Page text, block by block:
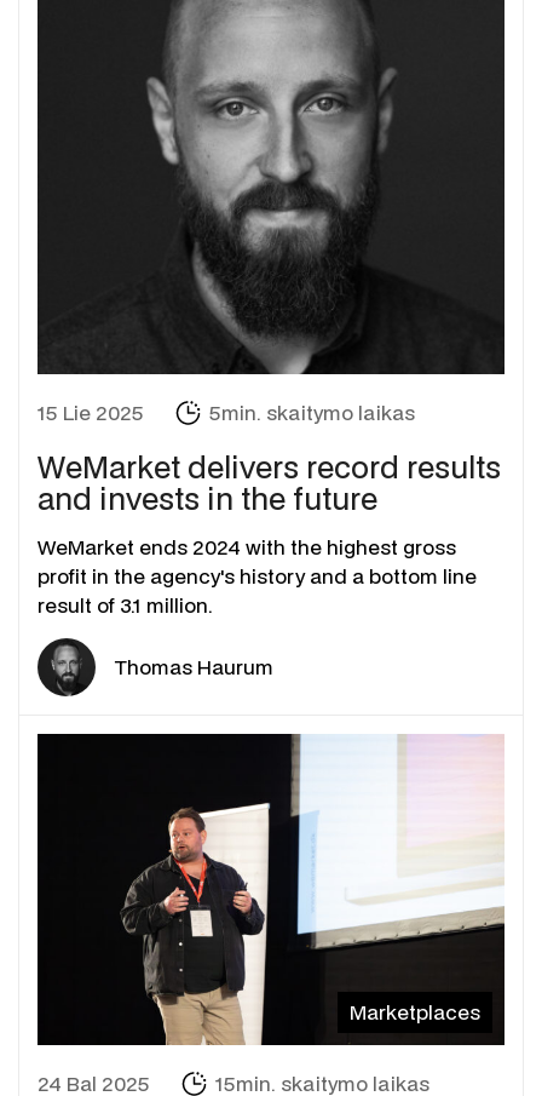
15 Lie 2025 5min. skaitymo laikas
WeMarket delivers record results
and invests in the future
WeMarket ends 2024 with the highest gross
profit in the agency's history and a bottom line
result of 3.1 million.
Thomas Haurum
Marketplaces
24 Bal 2025 15min. skaitymo laikas